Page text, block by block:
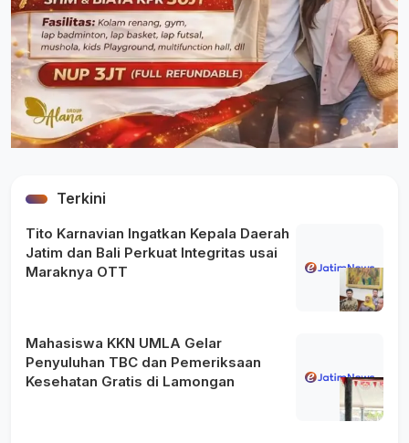
Terkini
Tito Karnavian Ingatkan Kepala Daerah
Jatim dan Bali Perkuat Integritas usai
Maraknya OTT
Mahasiswa KKN UMLA Gelar
Penyuluhan TBC dan Pemeriksaan
Kesehatan Gratis di Lamongan